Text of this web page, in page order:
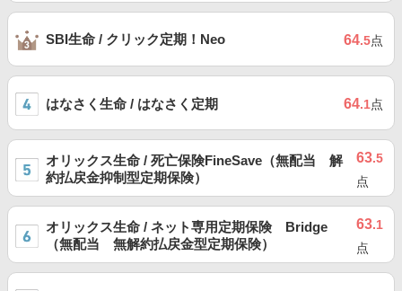
SBI生命 / クリック定期！Neo 64.5点
はなさく生命 / はなさく定期 64.1点
オリックス生命 / 死亡保険FineSave（無配当 解
約払戻金抑制型定期保険）
63.5
点
オリックス生命 / ネット専用定期保険 Bridge
（無配当 無解約払戻金型定期保険）
63.1
点